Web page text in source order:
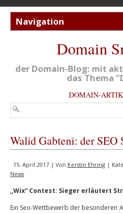
Domain
der Domain-Blog: mit
das Thema
DOMAIN-
Walid Gabteni: der SEO
15. April 2017 | Von Kerstin Ehring |
News
„Wix“ Contest: Sieger erläutert
Ein Seo-Wettbewerb der besonderen